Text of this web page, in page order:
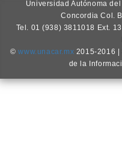
Universidad Autónoma
Concordia Col.
Tel. 01 (938) 3811018 Ext.
©www.unacar.mx 2015-2016 |
de la